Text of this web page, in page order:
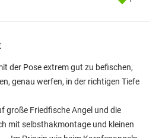
der Pose extrem gut zu befischen,
genau werfen, in der richtigen Tiefe
große Friedfische Angel und die
mit selbsthakmontage und kleinen